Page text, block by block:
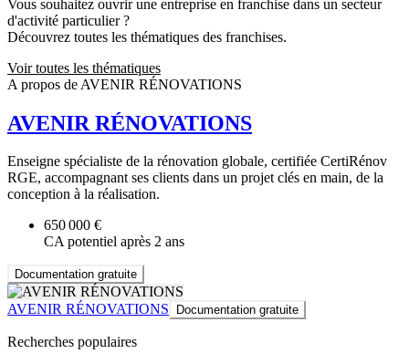
Vous souhaitez ouvrir une entreprise en franchise dans un secteur
d'activité particulier ?
Découvrez toutes les thématiques des franchises.
Voir toutes les thématiques
A propos de AVENIR RÉNOVATIONS
AVENIR RÉNOVATIONS
Enseigne spécialiste de la rénovation globale, certifiée CertiRénov
RGE, accompagnant ses clients dans un projet clés en main, de la
conception à la réalisation.
650 000 €
CA potentiel après 2 ans
Documentation gratuite
AVENIR RÉNOVATIONS Documentation gratuite
Recherches populaires